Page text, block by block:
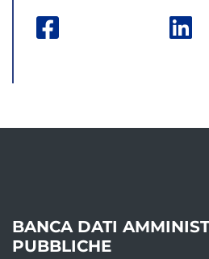
Facebook: apre una
INFORMAZIONI SU
BANCA DATI
PUBBLICHE